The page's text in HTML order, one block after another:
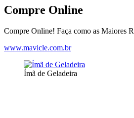
Compre Online
Compre Online! Faça como as Maiores
www.mavicle.com.br
Ímã de Geladeira